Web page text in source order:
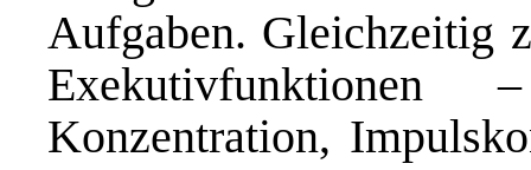
Aufgaben. Gleichzeitig
Konzentration,